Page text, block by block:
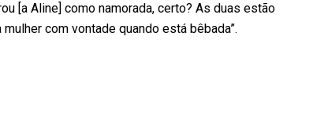
[a Aline] como namorada, certo? As duas estão
com vontade quando está bêbada”.